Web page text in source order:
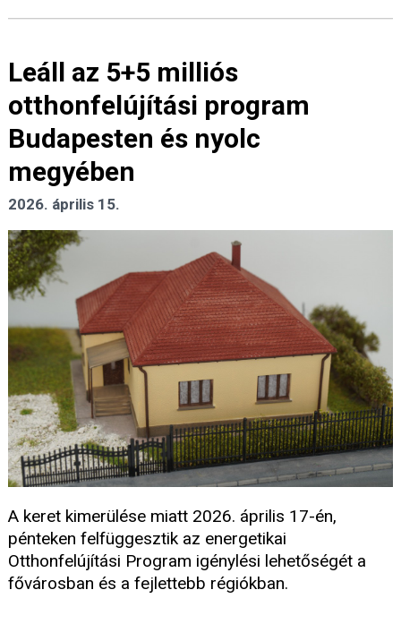
Leáll az 5+5 milliós
otthonfelújítási program
Budapesten és nyolc
megyében
2026. április 15.
A keret kimerülése miatt 2026. április 17-én,
pénteken felfüggesztik az energetikai
Otthonfelújítási Program igénylési lehetőségét a
fővárosban és a fejlettebb régiókban.